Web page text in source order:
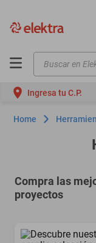
Buscar en
Ingresa tu C.P.
Home
Compra las
proyectos
motos
moto
refrigeradores
colchones